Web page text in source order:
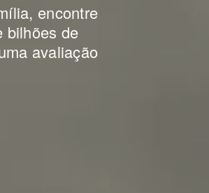
encontre
bilhões de
avaliação